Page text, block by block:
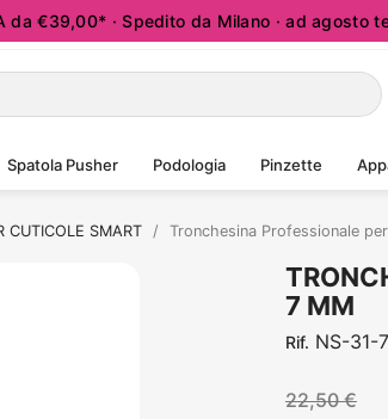
da €39,00* · Spedito da Milano · ad
Spatola Pusher Podologia Pinzette
CUTICOLE SMART Tronchesina Professionale
7 MM
Rif. NS-31-7
22,50 €